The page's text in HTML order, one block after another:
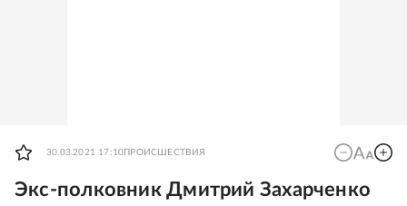
30.03.2021 17:10 ПРОИСШЕСТВИЯ
Экс-полковник Дмитрий Захарченко